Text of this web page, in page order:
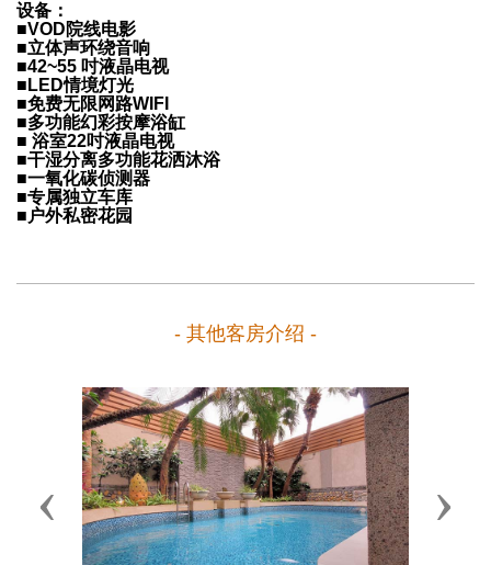
设备：
■VOD院线电影
■立体声环绕音响
■42~55 吋液晶电视
■LED情境灯光
■免费无限网路WIFI
■多功能幻彩按摩浴缸
■ 浴室22吋液晶电视
■干湿分离多功能花洒沐浴
■一氧化碳侦测器
■专属独立车库
■户外私密花园
- 其他客房介绍 -
Previous Next